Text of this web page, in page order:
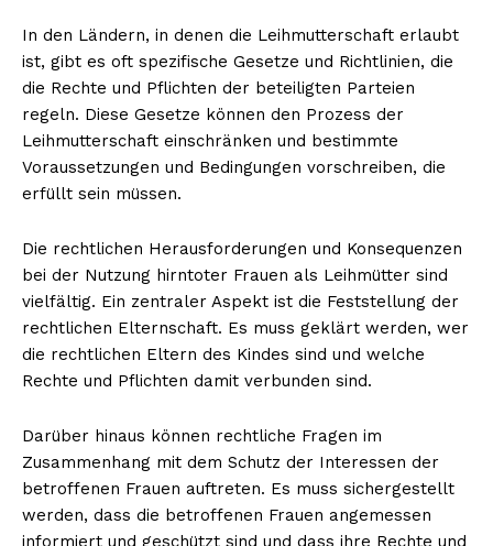
In den Ländern, in denen die Leihmutterschaft erlaubt
ist, gibt es oft spezifische Gesetze und Richtlinien, die
die Rechte und Pflichten der beteiligten Parteien
regeln. Diese Gesetze können den Prozess der
Leihmutterschaft einschränken und bestimmte
Voraussetzungen und Bedingungen vorschreiben, die
erfüllt sein müssen.
Die rechtlichen Herausforderungen und Konsequenzen
bei der Nutzung hirntoter Frauen als Leihmütter sind
vielfältig. Ein zentraler Aspekt ist die Feststellung der
rechtlichen Elternschaft. Es muss geklärt werden, wer
die rechtlichen Eltern des Kindes sind und welche
Rechte und Pflichten damit verbunden sind.
Darüber hinaus können rechtliche Fragen im
Zusammenhang mit dem Schutz der Interessen der
betroffenen Frauen auftreten. Es muss sichergestellt
werden, dass die betroffenen Frauen angemessen
informiert und geschützt sind und dass ihre Rechte und